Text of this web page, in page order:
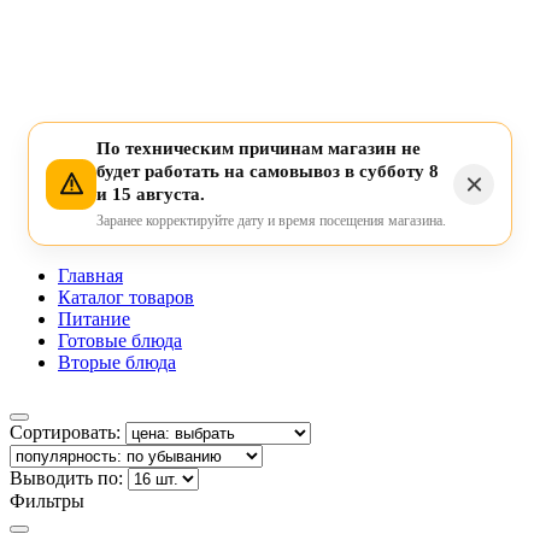
По техническим причинам магазин не
будет работать на самовывоз в субботу 8
и 15 августа.
Заранее корректируйте дату и время посещения магазина.
Главная
Каталог товаров
Питание
Готовые блюда
Вторые блюда
Сортировать:
Выводить по:
Фильтры